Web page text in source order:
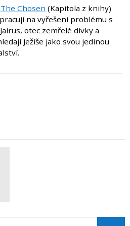
Chosen (Kapitola z knihy)
na vyřešení problému s
otec zemřelé dívky a
Ježíše jako svou jedinou